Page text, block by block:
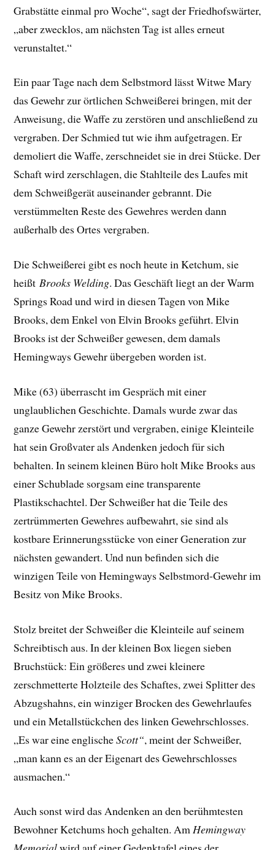
Grabstätte einmal pro Woche“, sagt der Friedhofswärter,
„aber zwecklos, am nächsten Tag ist alles erneut
verunstaltet.“
Ein paar Tage nach dem Selbstmord lässtWitwe Mary
das Gewehr zur örtlichen Schweißerei bringen, mit der
Anweisung, die Waffe zu zerstören und anschließend zu
vergraben. Der Schmied tut wie ihm aufgetragen. Er
demoliert die Waffe, zerschneidet sie in drei Stücke. Der
Schaft wird zerschlagen, die Stahlteile des Laufes mit
dem Schweißgerät auseinander gebrannt. Die
verstümmelten Reste des Gewehres werden dann
außerhalb des Ortes vergraben.
Die Schweißerei gibt es noch heute in Ketchum, sie
heißtBrooks Welding. Das Geschäft liegt an der Warm
Springs Road und wird in diesen Tagen von Mike
Brooks, dem Enkel von Elvin Brooks geführt. Elvin
Brooks ist der Schweißer gewesen, dem damals
Hemingways Gewehr übergeben worden ist.
Mike (63) überrascht im Gespräch mit einer
unglaublichen Geschichte. Damals wurde zwar das
ganze Gewehr zerstört und vergraben, einige Kleinteile
hat sein Großvater als Andenken jedoch für sich
behalten. In seinem kleinen Büro holt Mike Brooks aus
einer Schublade sorgsam eine transparente
Plastikschachtel. Der Schweißer hat die Teile des
zertrümmerten Gewehres aufbewahrt, sie sind als
kostbare Erinnerungsstücke von einer Generation zur
nächsten gewandert. Und nun befinden sich die
winzigen Teile von Hemingways Selbstmord-Gewehr im
Besitz von Mike Brooks.
Stolz breitet der Schweißer die Kleinteile auf seinem
Schreibtisch aus. In der kleinen Box liegen sieben
Bruchstück: Ein größeres und zwei kleinere
zerschmetterte Holzteile des Schaftes, zwei Splitter des
Abzugshahns, ein winziger Brocken des Gewehrlaufes
und ein Metallstückchen des linken Gewehrschlosses.
„Es war eine englischeScott“, meint der Schweißer,
„man kann es an der Eigenart des Gewehrschlosses
ausmachen.“
Auch sonst wird das Andenken an den berühmtesten
Bewohner Ketchums hoch gehalten. AmHemingway